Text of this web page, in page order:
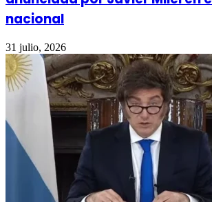
nacional
31 julio, 2026